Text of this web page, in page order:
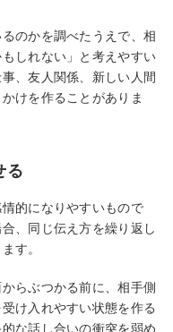
のかを調べたうえで、相
しれない」と考えやすい
、友人関係、新しい人間
けを作ることがありま
る
的になりやすいもので
、同じ伝え方を繰り返し
す。
らぶつかる前に、相手側
け入れやすい状態を作る
な話し合いの衝突を弱め